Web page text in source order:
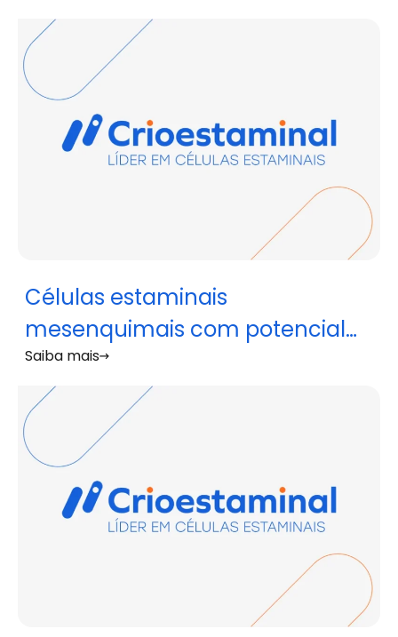
paralisia de Bell
Células estaminais
mesenquimais com potencial
para tratar glioblastoma
Saiba mais